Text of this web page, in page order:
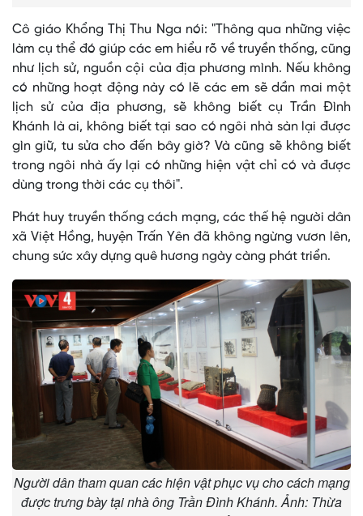
Cô giáo Khổng Thị Thu Nga nói: "Thông qua những việc
làm cụ thể đó giúp các em hiểu rõ về truyền thống, cũng
như lịch sử, nguồn cội của địa phương mình. Nếu không
có những hoạt động này có lẽ các em sẽ dần mai một
lịch sử của địa phương, sẽ không biết cụ Trần Đình
Khánh là ai, không biết tại sao có ngôi nhà sàn lại được
gìn giữ, tu sửa cho đến bây giờ? Và cũng sẽ không biết
trong ngôi nhà ấy lại có những hiện vật chỉ có và được
dùng trong thời các cụ thôi".
Phát huy truyền thống cách mạng, các thế hệ người dân
xã Việt Hồng, huyện Trấn Yên đã không ngừng vươn lên,
chung sức xây dựng quê hương ngày càng phát triển.
Người dân tham quan các hiện vật phục vụ cho cách mạng
được trưng bày tại nhà ông Trần Đình Khánh. Ảnh: Thừa